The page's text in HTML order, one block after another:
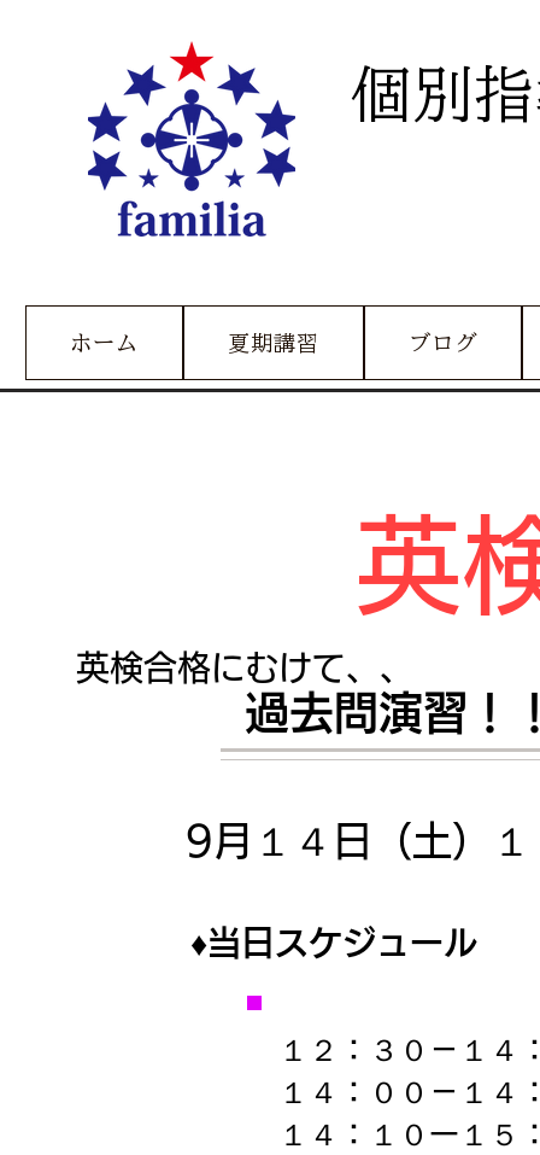
個別
ホーム 夏期講習 ブログ
英
​英検合格にむけて、、
過去問演習！
9月１４日（土）
♦当日スケジュール
１２：３０－１
１４：００－１
１４：１０ー１